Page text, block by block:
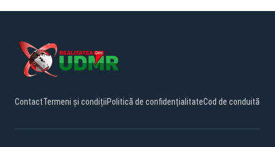
ContactTermeni și condițiiPolitică de confidențialitateCod de conduită